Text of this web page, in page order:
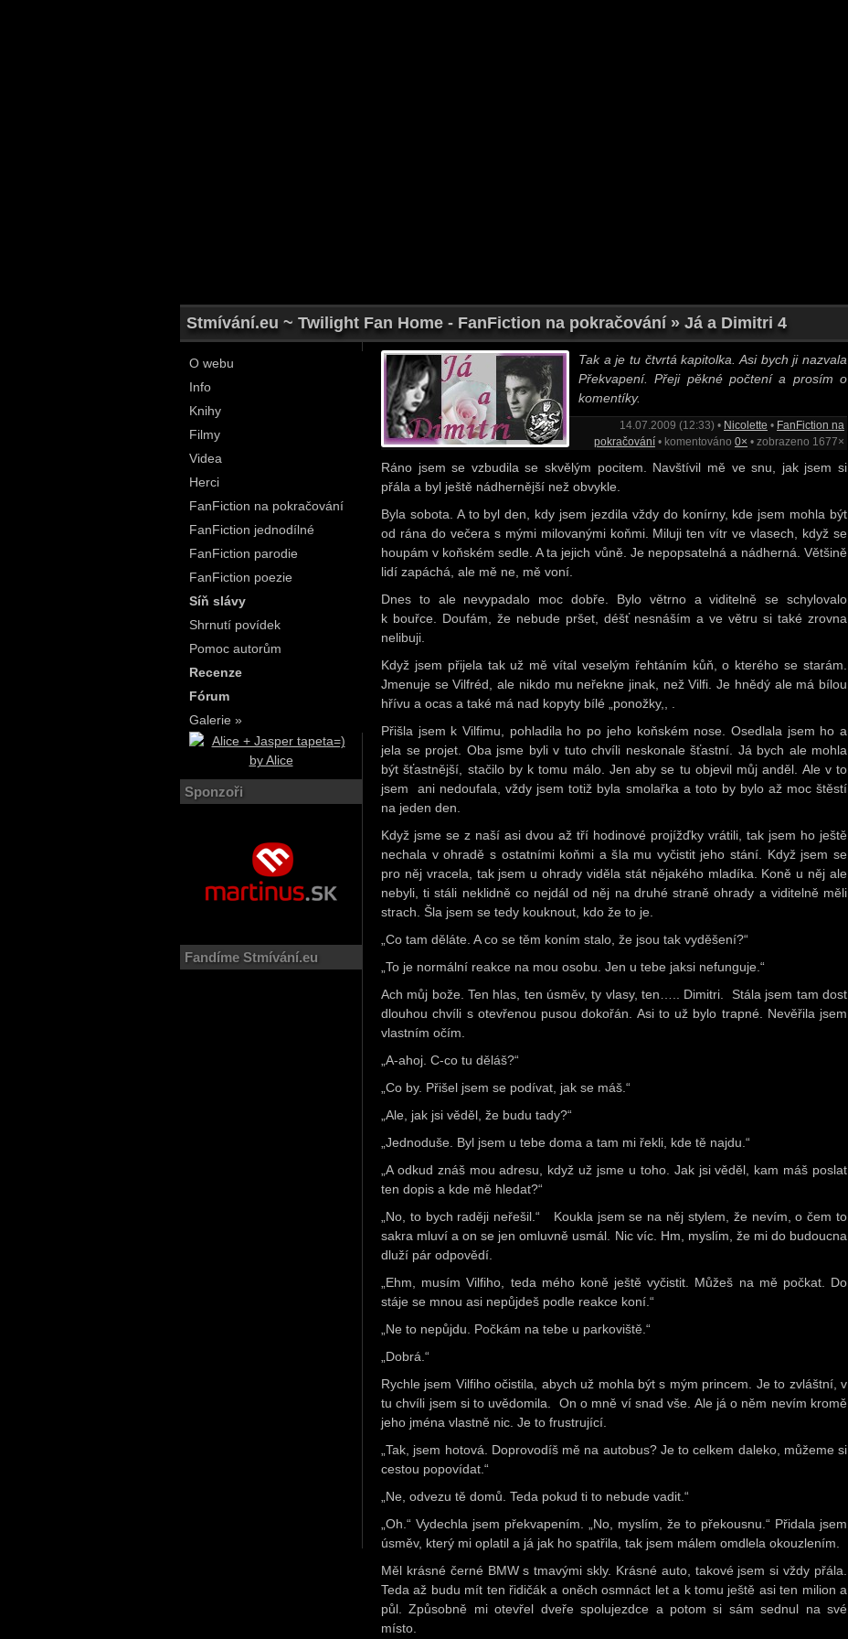
Stmívání.eu ~ Twilight Fan Home - FanFiction na pokračování » Já a Dimitri 4
O webu
Info
Knihy
Filmy
Videa
Herci
FanFiction na pokračování
FanFiction jednodílné
FanFiction parodie
FanFiction poezie
Síň slávy
Shrnutí povídek
Pomoc autorům
Recenze
Fórum
Galerie »
Sponzoři
Fandíme Stmívání.eu
Tak a je tu čtvrtá kapitolka. Asi bych ji nazvala
Překvapení. Přeji pěkné počtení a prosím o
komentíky.
14.07.2009 (12:33) • Nicolette • FanFiction na
pokračování • komentováno 0× • zobrazeno 1677×
Ráno jsem se vzbudila se skvělým pocitem. Navštívil mě ve snu, jak jsem si
přála a byl ještě nádhernější než obvykle.
Byla sobota. A to byl den, kdy jsem jezdila vždy do konírny, kde jsem mohla být
od rána do večera s mými milovanými koňmi. Miluji ten vítr ve vlasech, když se
houpám v koňském sedle. A ta jejich vůně. Je nepopsatelná a nádherná. Většině
lidí zapáchá, ale mě ne, mě voní.
Dnes to ale nevypadalo moc dobře. Bylo větrno a viditelně se schylovalo
k bouřce. Doufám, že nebude pršet, déšť nesnáším a ve větru si také zrovna
nelibuji.
Když jsem přijela tak už mě vítal veselým řehtáním kůň, o kterého se starám.
Jmenuje se Vilfréd, ale nikdo mu neřekne jinak, než Vilfi. Je hnědý ale má bílou
hřívu a ocas a také má nad kopyty bílé „ponožky,, .
Přišla jsem k Vilfimu, pohladila ho po jeho koňském nose. Osedlala jsem ho a
jela se projet. Oba jsme byli v tuto chvíli neskonale šťastní. Já bych ale mohla
být šťastnější, stačilo by k tomu málo. Jen aby se tu objevil můj anděl. Ale v to
jsem ani nedoufala, vždy jsem totiž byla smolařka a toto by bylo až moc štěstí
na jeden den.
Když jsme se z naší asi dvou až tří hodinové projížďky vrátili, tak jsem ho ještě
nechala v ohradě s ostatními koňmi a šla mu vyčistit jeho stání. Když jsem se
pro něj vracela, tak jsem u ohrady viděla stát nějakého mladíka. Koně u něj ale
nebyli, ti stáli neklidně co nejdál od něj na druhé straně ohrady a viditelně měli
strach. Šla jsem se tedy kouknout, kdo že to je.
„Co tam děláte. A co se těm koním stalo, že jsou tak vyděšení?“
„To je normální reakce na mou osobu. Jen u tebe jaksi nefunguje.“
Ach můj bože. Ten hlas, ten úsměv, ty vlasy, ten….. Dimitri. Stála jsem tam dost
dlouhou chvíli s otevřenou pusou dokořán. Asi to už bylo trapné. Nevěřila jsem
vlastním očím.
„A-ahoj. C-co tu děláš?“
„Co by. Přišel jsem se podívat, jak se máš.“
„Ale, jak jsi věděl, že budu tady?“
„Jednoduše. Byl jsem u tebe doma a tam mi řekli, kde tě najdu.“
„A odkud znáš mou adresu, když už jsme u toho. Jak jsi věděl, kam máš poslat
ten dopis a kde mě hledat?“
„No, to bych raději neřešil.“ Koukla jsem se na něj stylem, že nevím, o čem to
sakra mluví a on se jen omluvně usmál. Nic víc. Hm, myslím, že mi do budoucna
dluží pár odpovědí.
„Ehm, musím Vilfiho, teda mého koně ještě vyčistit. Můžeš na mě počkat. Do
stáje se mnou asi nepůjdeš podle reakce koní.“
„Ne to nepůjdu. Počkám na tebe u parkoviště.“
„Dobrá.“
Rychle jsem Vilfiho očistila, abych už mohla být s mým princem. Je to zvláštní, v
tu chvíli jsem si to uvědomila. On o mně ví snad vše. Ale já o něm nevím kromě
jeho jména vlastně nic. Je to frustrující.
„Tak, jsem hotová. Doprovodíš mě na autobus? Je to celkem daleko, můžeme si
cestou popovídat.“
„Ne, odvezu tě domů. Teda pokud ti to nebude vadit.“
„Oh.“ Vydechla jsem překvapením. „No, myslím, že to překousnu.“ Přidala jsem
úsměv, který mi oplatil a já jak ho spatřila, tak jsem málem omdlela okouzlením.
Měl krásné černé BMW s tmavými skly. Krásné auto, takové jsem si vždy přála.
Teda až budu mít ten řidičák a oněch osmnáct let a k tomu ještě asi ten milion a
půl. Způsobně mi otevřel dveře spolujezdce a potom si sám sednul na své
místo.